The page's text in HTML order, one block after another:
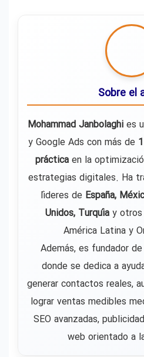
Sobre el
Mohammad Janbolaghi es
y Google Ads con más de
prácticaen la
estrategias digitales. Ha
líderes de España,
Unidos, Turquíay otros
América Latina y
Además, es fundador de
donde se dedica a
generar contactos reales,
lograr ventas medibles
SEO avanzadas,
web orientado a